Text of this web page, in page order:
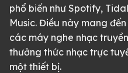
phổ biến như Spotify,
Music. Điều này mang
các máy nghe nhạc
thưởng thức nhạc trực
một thiết bị.